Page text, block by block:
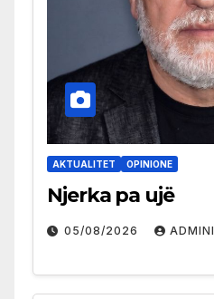
AKTUALITET OPINIONE
Njerka pa ujë
05/08/2026 ADMINI